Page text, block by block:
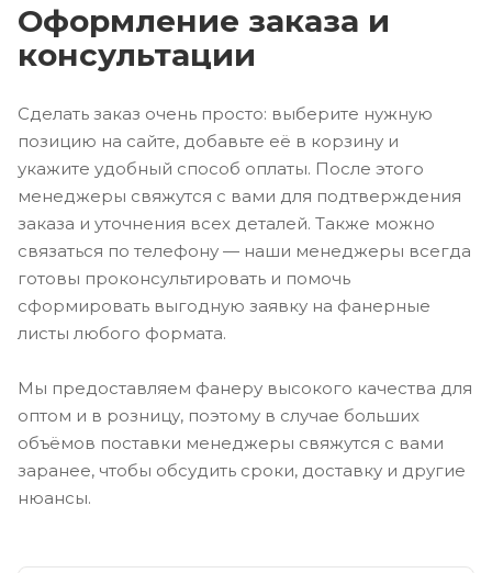
Оформление заказа и
консультации
Сделать заказ очень просто: выберите нужную
позицию на сайте, добавьте её в корзину и
укажите удобный способ оплаты. После этого
менеджеры свяжутся с вами для подтверждения
заказа и уточнения всех деталей. Также можно
связаться по телефону — наши менеджеры всегда
готовы проконсультировать и помочь
сформировать выгодную заявку на фанерные
листы любого формата.
Мы предоставляем фанеру высокого качества для
оптом и в розницу, поэтому в случае больших
объёмов поставки менеджеры свяжутся с вами
заранее, чтобы обсудить сроки, доставку и другие
нюансы.